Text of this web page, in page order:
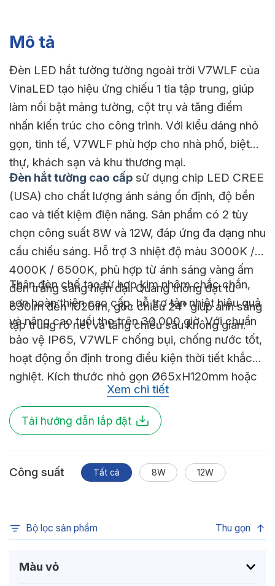
Mô tả
Đèn LED hắt tường tường ngoài trời V7WLF của
VinaLED tạo hiệu ứng chiếu 1 tia tập trung, giúp
làm nổi bật mảng tường, cột trụ và tăng điểm
nhấn kiến trúc cho công trình. Với kiểu dáng nhỏ
gọn, tinh tế, V7WLF phù hợp cho nhà phố, biệt
thự, khách sạn và khu thương mại.
Đèn hắt tường cao cấp sử dụng chip LED CREE
(USA) cho chất lượng ánh sáng ổn định, độ bền
cao và tiết kiệm điện năng. Sản phẩm có 2 tùy
chọn công suất 8W và 12W, đáp ứng đa dạng nhu
cầu chiếu sáng. Hỗ trợ 3 nhiệt độ màu 3000K /
4000K / 6500K, phù hợp từ ánh sáng vàng ấm
đến trắng sáng hiện đại. Quang thông đạt từ
630lm đến 1020lm, góc chiếu 24° giúp ánh sáng
tập trung rõ nét và tăng chiều sâu không gian.
Thân đèn chế tạo từ hợp kim nhôm chắc chắn,
sơn hoàn thiện cao cấp, hỗ trợ tản nhiệt hiệu quả
và nâng cao tuổi thọ trên 30.000 giờ. Với chuẩn
bảo vệ IP65, V7WLF chống bụi, chống nước tốt,
hoạt động ổn định trong điều kiện thời tiết khắc
nghiệt. Kích thước nhỏ gọn Ø65xH120mm hoặc
Ø90xH130mm, dễ lắp đặt nổi trên nhiều bề mặt.
Đây là giải pháp chiếu sáng ngoại thất bền đẹp,
tiết kiệm và chuyên nghiệp cho mọi công trình
hiện đại.
Xem chi tiết
Tải hướng dẫn lắp đặt
Công suất Tất cả 8W 12W
Bộ lọc sản phẩm Thu gọn
Màu vỏ